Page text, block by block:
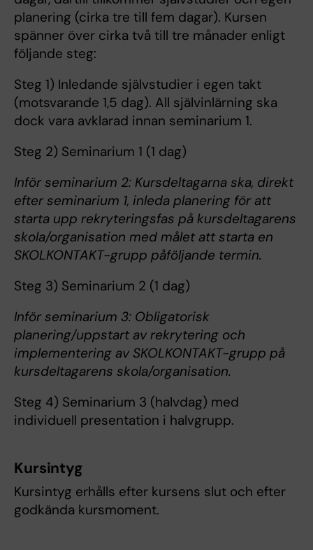
planering (cirka tre till fem dagar). Kursen
spänner över cirka två till tre månader enligt
följande steg:
Steg 1) Inledande självstudier i egen takt
(motsvarande 1,5 dag). All självinlärning ska
dock vara avklarad innan seminarium 1.
Steg 2) Seminarium 1 (1 dag)
Inför seminarium 2: Kursdeltagarna ska, direkt
efter seminarium 1, inleda planering för att
starta upp rekryteringsfas på kursdeltagarens
skola/organisation med målet att starta en
SKOLKONTAKT-grupp påföljande termin.
Steg 3) Seminarium 2 (1 dag)
Inför seminarium 3: Obligatorisk
planering/uppstart av rekrytering och
implementering av SKOLKONTAKT-grupp på
kursdeltagarens skola/organisation.
Steg 4) Seminarium 3 (halvdag) med
individuell presentation i halvgrupp.
Kursintyg
Kursintyg erhålls efter kursens slut och efter
godkända kursmoment.